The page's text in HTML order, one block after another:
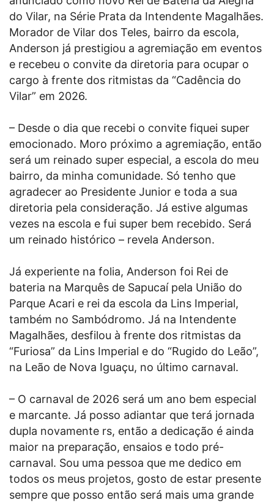
do Vilar, na Série Prata da Intendente Magalhães.
Morador de Vilar dos Teles, bairro da escola,
Anderson já prestigiou a agremiação em eventos
e recebeu o convite da diretoria para ocupar o
cargo à frente dos ritmistas da “Cadência do
Vilar” em 2026.
– Desde o dia que recebi o convite fiquei super
emocionado. Moro próximo a agremiação, então
será um reinado super especial, a escola do meu
bairro, da minha comunidade. Só tenho que
agradecer ao Presidente Junior e toda a sua
diretoria pela consideração. Já estive algumas
vezes na escola e fui super bem recebido. Será
um reinado histórico – revela Anderson.
Já experiente na folia, Anderson foi Rei de
bateria na Marquês de Sapucaí pela União do
Parque Acari e rei da escola da Lins Imperial,
também no Sambódromo. Já na Intendente
Magalhães, desfilou à frente dos ritmistas da
“Furiosa” da Lins Imperial e do “Rugido do Leão”,
na Leão de Nova Iguaçu, no último carnaval.
– O carnaval de 2026 será um ano bem especial
e marcante. Já posso adiantar que terá jornada
dupla novamente rs, então a dedicação é ainda
maior na preparação, ensaios e todo pré-
carnaval. Sou uma pessoa que me dedico em
todos os meus projetos, gosto de estar presente
sempre que posso então será mais uma grande